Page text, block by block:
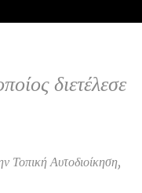
διετέλεσε
Τοπική Αυτοδιοίκηση,